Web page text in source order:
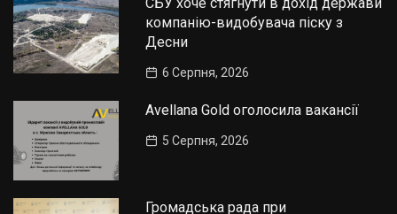
СБУ хоче стягнути в дохід держави
компанію-видобувача піску з
Десни
6 Серпня, 2026
Avellana Gold оголосила вакансії
5 Серпня, 2026
Громадська рада при